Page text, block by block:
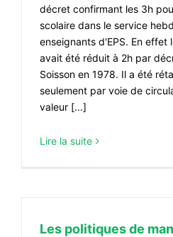
décret confirmant les 3h
scolaire dans le service
enseignants d'EPS. En effet
avait été réduit à 2h par
Soisson en 1978. Il a été
seulement par voie de
valeur [...]
Lire la suite
Les politiques de